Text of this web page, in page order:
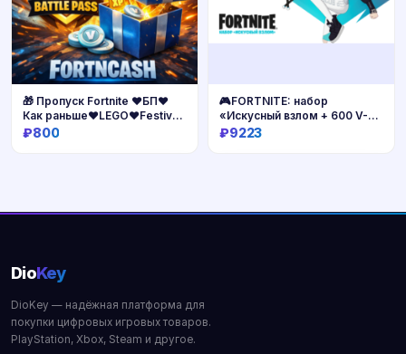
🎁 Пропуск Fortnite ❤️БП❤️
Как раньше❤️LEGO❤️Festival
🎁
₽800
🎮FORTNITE: набор
«Искусный взлом + 600 V-
Bucks🔑
₽9223
DioKey
DioKey — надёжная платформа для
покупки цифровых игровых товаров.
PlayStation, Xbox, Steam и другое.